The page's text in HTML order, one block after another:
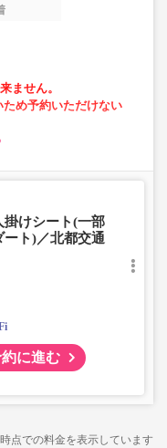
ません。
ため予約いただけない
おります。座席指定
底。
掛けシート(一部
ート)／北都交通
に進む
時点での料金を表示しています